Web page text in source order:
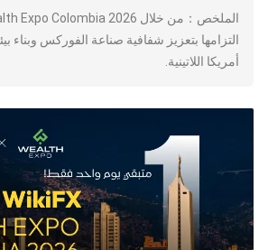
التزامها بتعزيز شفافية صناعة الفوركس وبناء
أمريكا اللاتينية.